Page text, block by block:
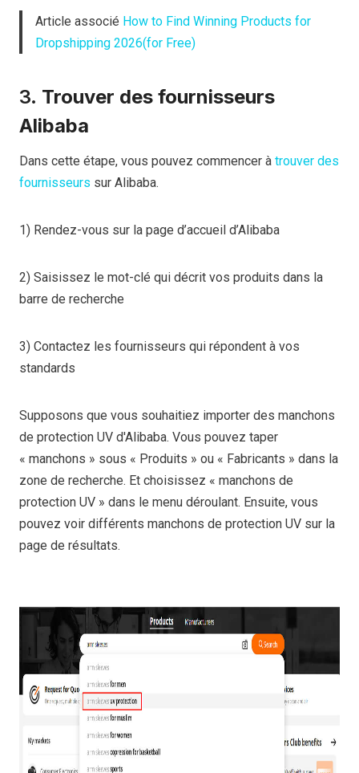
Article associé How to Find Winning Products for
Dropshipping 2026(for Free)
3. Trouver des fournisseurs
Alibaba
Dans cette étape, vous pouvez commencer à trouver des
fournisseurs sur Alibaba.
1) Rendez-vous sur la page d’accueil d’Alibaba
2) Saisissez le mot-clé qui décrit vos produits dans la
barre de recherche
3) Contactez les fournisseurs qui répondent à vos
standards
Supposons que vous souhaitiez importer des manchons
de protection UV d'Alibaba. Vous pouvez taper
« manchons » sous « Produits » ou « Fabricants » dans la
zone de recherche. Et choisissez « manchons de
protection UV » dans le menu déroulant. Ensuite, vous
pouvez voir différents manchons de protection UV sur la
page de résultats.